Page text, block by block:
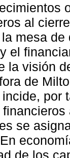
al
mesa de
el
la visión
de
por
se
de los